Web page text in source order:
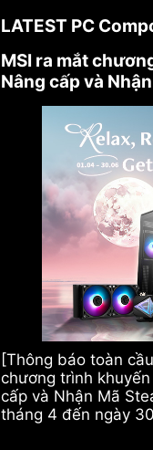
LATEST PC
MSI ra mắt
Nâng cấp và
[Thông báo toàn
chương trình
cấp và Nhận Mã
tháng 4 đến ngày